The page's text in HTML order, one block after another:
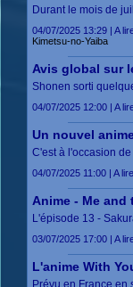
Durant le mois de
04/07/2025 13:29 | A
Kimetsu-no-Yaiba
Avis global sur
Shonen sorti
04/07/2025 12:00 | A
Un nouvel
C'est à l'occasion
04/07/2025 11:00 | A
Anime - Me
L'épisode 13 -
03/07/2025 17:00 | A
L'anime With
Prévu en France